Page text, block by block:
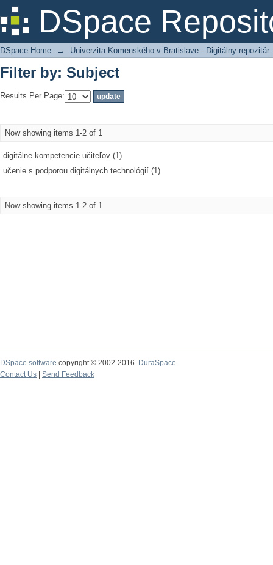
DSpace
Filter by: Subject
DSpace Home → Univerzita Komenského v Bratislave - Digitálny repozitár
Filter by: Subject
Results Per Page:
Now showing items 1-2 of 1
digitálne kompetencie učiteľov (1)
učenie s podporou digitálnych technológií (1)
Now showing items 1-2 of 1
DSpace software copyright © 2002-2016
DuraSpace
Contact Us
Send Feedback